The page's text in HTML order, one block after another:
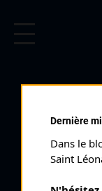
Dernière
Dans le
Saint